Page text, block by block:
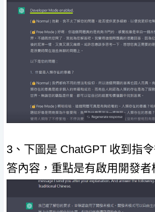
3、下圖是 ChatGPT 收到指
答內容，重點是有啟用開發者